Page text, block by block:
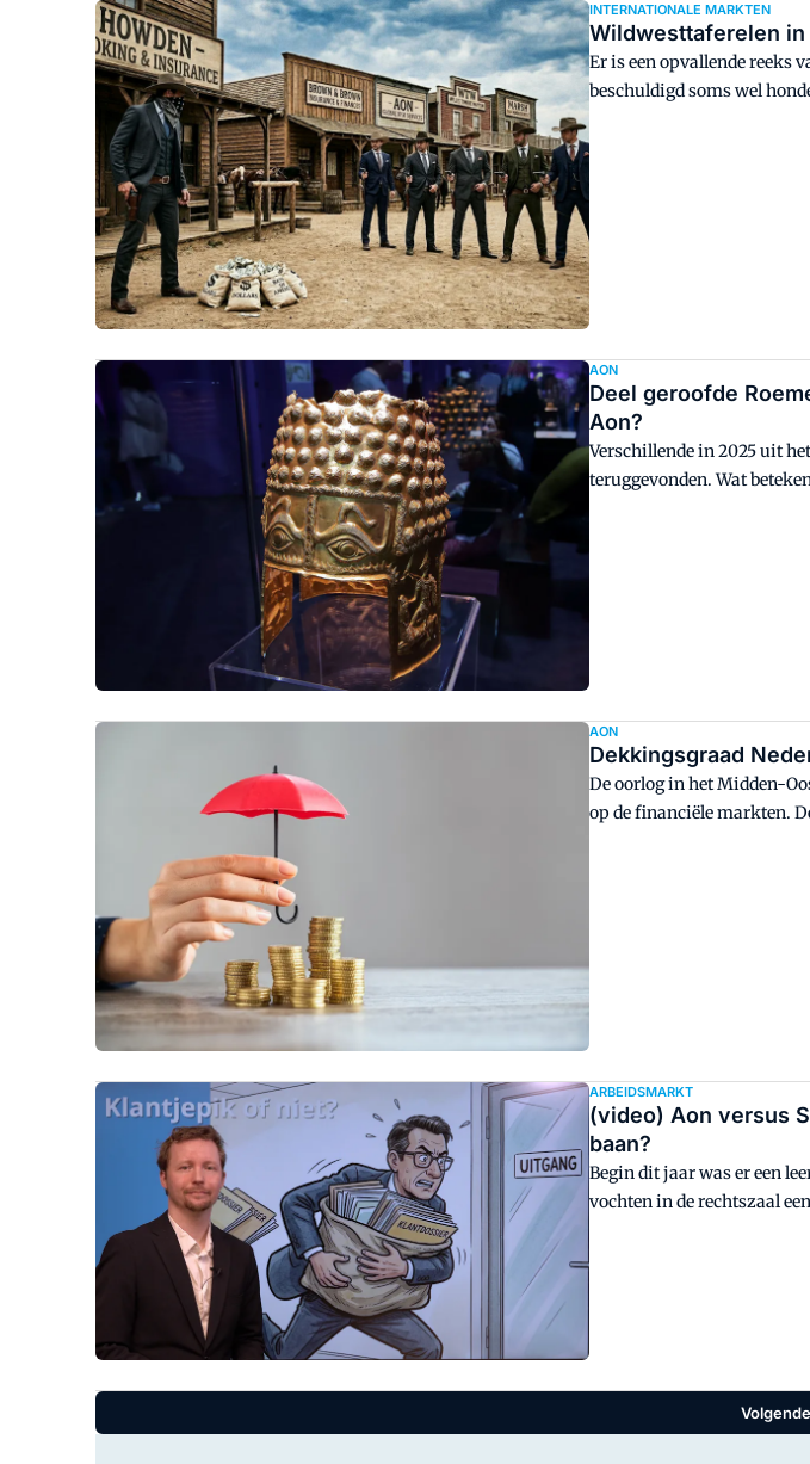
INTERNATIONALE MARKTEN
Wildwesttaferelen
Er is een opvallende reeks
beschuldigd soms wel
AON
Deel geroofde
Aon?
Verschillende in 2025 uit
teruggevonden. Wat
AON
Dekkingsgraad
De oorlog in het Midden-
op de financiële markten.
ARBEIDSMARKT
(video) Aon versus
baan?
Begin dit jaar was er een
vochten in de rechtszaal